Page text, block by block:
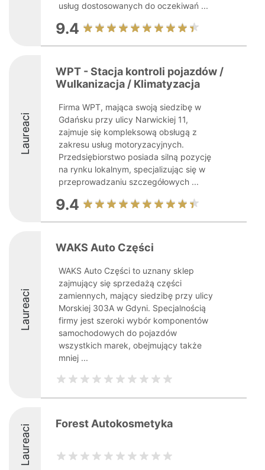
usług dostosowanych do oczekiwań ...
9.4
Laureaci
WPT - Stacja kontroli pojazdów /
Wulkanizacja / Klimatyzacja
Firma WPT, mająca swoją siedzibę w
Gdańsku przy ulicy Narwickiej 11,
zajmuje się kompleksową obsługą z
zakresu usług motoryzacyjnych.
Przedsiębiorstwo posiada silną pozycję
na rynku lokalnym, specjalizując się w
przeprowadzaniu szczegółowych ...
9.4
Laureaci
WAKS Auto Części
WAKS Auto Części to uznany sklep
zajmujący się sprzedażą części
zamiennych, mający siedzibę przy ulicy
Morskiej 303A w Gdyni. Specjalnością
firmy jest szeroki wybór komponentów
samochodowych do pojazdów
wszystkich marek, obejmujący także
mniej ...
Laureaci Forest Autokosmetyka